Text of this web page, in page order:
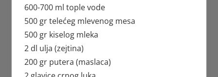
600-700 ml tople vode
500 gr telećeg mlevenog mesa
500 gr kiselog mleka
2 dl ulja (zejtina)
200 gr putera (maslaca)